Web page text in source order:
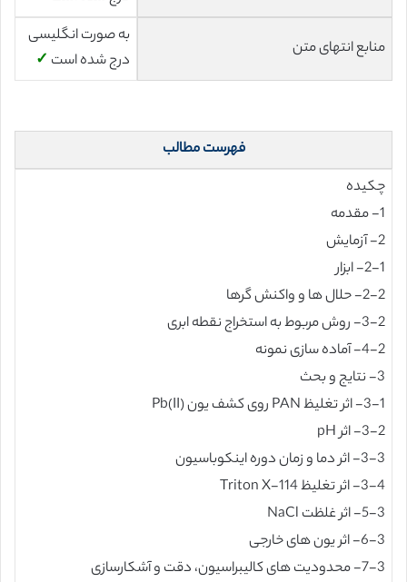
منابع انتهای متن
به صورت انگلیسی
درج شده است ✓
فهرست مطالب
چکیده
1- مقدمه
2- آزمایش
2-1- ابزار
2-2- حلال ها و واکنش گرها
3-2- روش مربوط به استخراج نقطه ابری
4-2- آماده سازی نمونه
3- نتایج و بحث
3-1- اثر تغلیظ PAN روی کشف یون Pb(II)
3-2- اثر pH
3-3- اثر دما و زمان دوره اینکوباسیون
3-4- اثر تغلیظ Triton X-114
5-3- اثر غلظت NaCl
6-3- اثر یون های خارجی
7-3- محدودیت های کالیبراسیون، دقت و آشکارسازی